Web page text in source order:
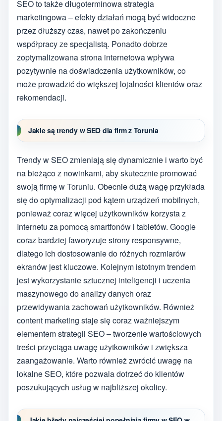
SEO to także długoterminowa strategia
marketingowa – efekty działań mogą być widoczne
przez dłuższy czas, nawet po zakończeniu
współpracy ze specjalistą. Ponadto dobrze
zoptymalizowana strona internetowa wpływa
pozytywnie na doświadczenia użytkowników, co
może prowadzić do większej lojalności klientów oraz
rekomendacji.
Jakie są trendy w SEO dla firm z Torunia
Trendy w SEO zmieniają się dynamicznie i warto być
na bieżąco z nowinkami, aby skutecznie promować
swoją firmę w Toruniu. Obecnie dużą wagę przykłada
się do optymalizacji pod kątem urządzeń mobilnych,
ponieważ coraz więcej użytkowników korzysta z
Internetu za pomocą smartfonów i tabletów. Google
coraz bardziej faworyzuje strony responsywne,
dlatego ich dostosowanie do różnych rozmiarów
ekranów jest kluczowe. Kolejnym istotnym trendem
jest wykorzystanie sztucznej inteligencji i uczenia
maszynowego do analizy danych oraz
przewidywania zachowań użytkowników. Również
content marketing staje się coraz ważniejszym
elementem strategii SEO – tworzenie wartościowych
treści przyciąga uwagę użytkowników i zwiększa
zaangażowanie. Warto również zwrócić uwagę na
lokalne SEO, które pozwala dotrzeć do klientów
poszukujących usług w najbliższej okolicy.